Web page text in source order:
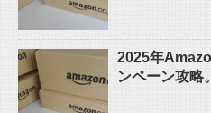
2025年
ンペーン攻略